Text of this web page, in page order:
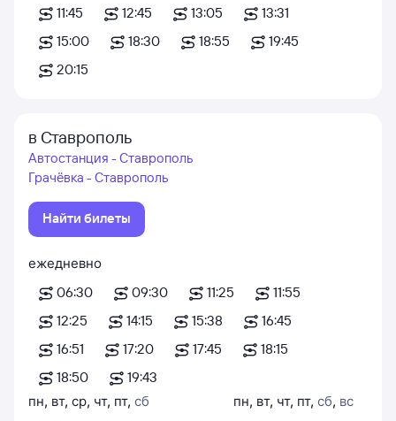
11:45
12:45 13:05
13:31
15:00
18:30 18:55
19:45
20:15
в Ставрополь
Автостанция - Ставрополь
Грачёвка - Ставрополь
Найти билеты
ежедневно
06:30
09:30 11:25
11:55
12:25
14:15 15:38
16:45
16:51
17:20 17:45
18:15
18:50
19:43
пн, вт, ср, чт, пт, сб
пн, вт, чт, пт, сб, вс